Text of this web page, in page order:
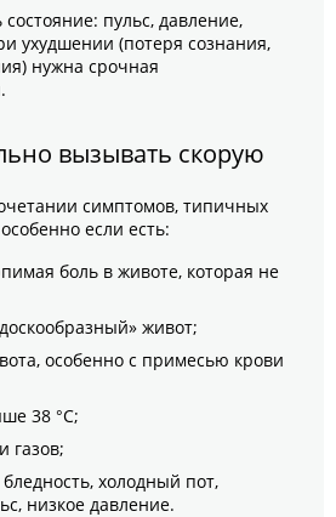
пульс, давление,
ухудшении (потеря сознания,
нужна срочная
вызывать скорую
симптомов, типичных
если есть:
боль в животе, которая не
живот;
особенно с примесью крови
38 °C;
газов;
холодный пот,
низкое давление.